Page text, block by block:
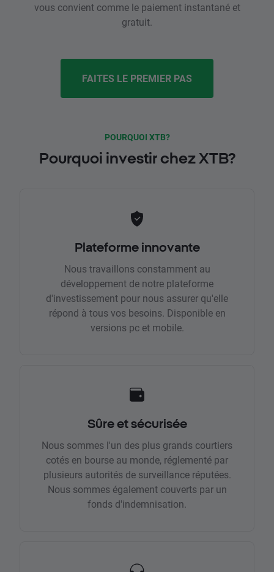
vous convient comme le paiement instantané et
gratuit.
FAITES LE PREMIER PAS
POURQUOI XTB?
Pourquoi investir chez XTB?
Plateforme innovante
Nous travaillons constamment au
développement de notre plateforme
d'investissement pour nous assurer qu'elle
répond à tous vos besoins. Disponible en
versions pc et mobile.
Sûre et sécurisée
Nous sommes l'un des plus grands courtiers
cotés en bourse au monde, réglementé par
plusieurs autorités de surveillance réputées.
Nous sommes également couverts par un
fonds d'indemnisation.